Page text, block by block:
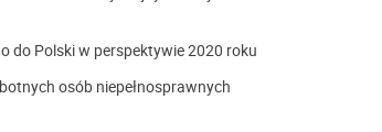
do Polski w perspektywie 2020 roku
osób niepełnosprawnych